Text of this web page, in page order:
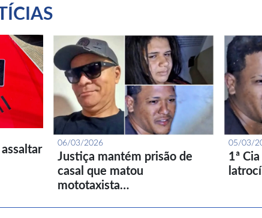
06/03/2026
Justiça mantém prisão de
casal que matou
mototaxista…
05/03/
1ª